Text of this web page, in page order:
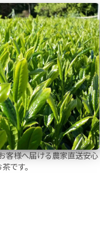
客様へ届ける農家直送安心
です。